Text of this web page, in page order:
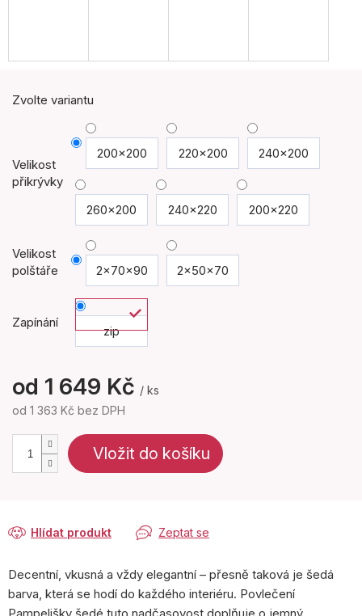
Zvolte variantu
Velikost
přikrývky
200x200 220x200 240x200
260x200 240x220 200x220
Velikost
polštáře
2x70x90 2x50x70
Zapínání
zip
od 1 649 Kč / ks
od 1 363 Kč bez DPH
Vložit do košíku
Zeptat se
Hlídat produkt
Decentní, vkusná a vždy elegantní – přesně taková je šedá
barva, která se hodí do každého interiéru. Povlečení